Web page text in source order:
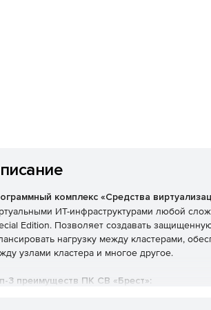
комплекс «Средства
ИТ-инфраструктурами любой
Edition. Позволяет создавать
нагрузку между кластерами,
узлами кластера и многое другое.
3 преимуществ ПК СВ «Брест»: